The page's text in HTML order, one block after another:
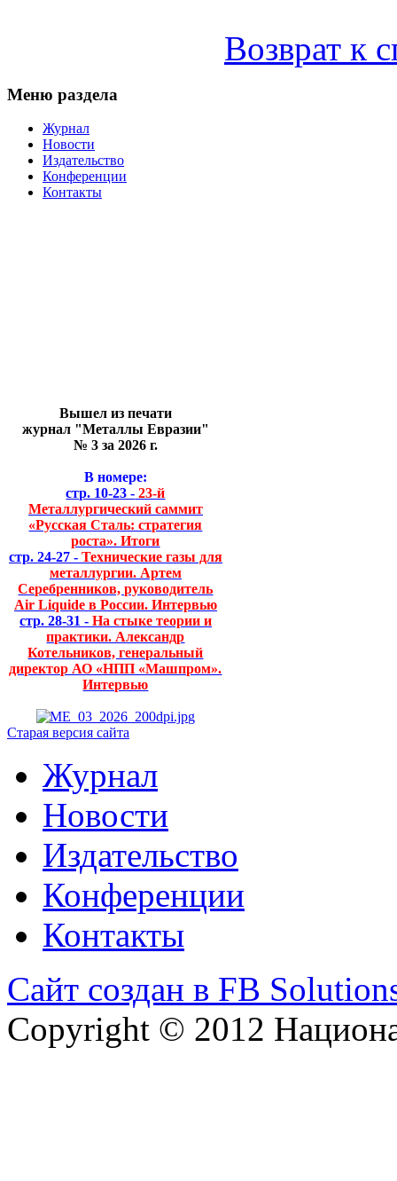
Возврат к
Меню раздела
Журнал
Новости
Издательство
Конференции
Контакты
Вышел из печати
журнал "Металлы Евразии"
№ 3 за 2026 г.
В номере:
стр. 10-23 - 23-й
Металлургический саммит
«Русская Сталь: стратегия
роста». Итоги
стр. 24-27 - Технические газы для
металлургии. Артем
Серебренников, руководитель
Air Liquide в России. Интервью
стр. 28-31 - На стыке теории и
практики. Александр
Котельников, генеральный
директор АО «НПП «Машпром».
Интервью
Старая версия сайта
Журнал
Новости
Издательство
Конференции
Контакты
Сайт создан в FB
Copyright © 2012